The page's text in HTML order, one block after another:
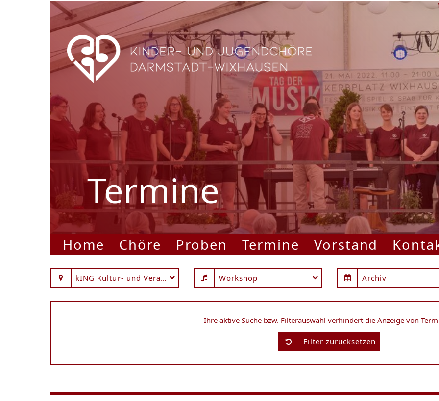
Termine
Home Chöre Proben Termine Vorstand
kING Kultur- und Veranstaltungshalle Ingelheim
Workshop Archiv
Ihre aktive Suche bzw. Filterauswahl verhindert die Anzeige von
Filter zurücksetzen